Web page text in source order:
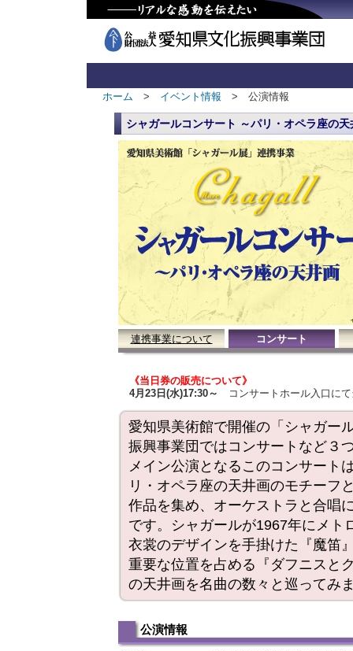
ホーム > イベント情報 > 公演情報
シャガールコンサート ～パリ・オペラ座の天
連携事業について コンサート
《当日券の販売について》
4月23日(水)17:30～
コンサートホール入口に
愛知県美術館で開催の「シャガー
振興事業団ではコンサートなど３
メイン公演となるこのコンサート
リ・オペラ座の天井画のモチーフ
作品を集め、オーケストラと合唱
です。シャガールが1967年にメト
衣裳のデザインを手掛けた『魔笛
重要な位置を占める『ダフニスと
の天井画を名曲の数々と巡っ
公演情報